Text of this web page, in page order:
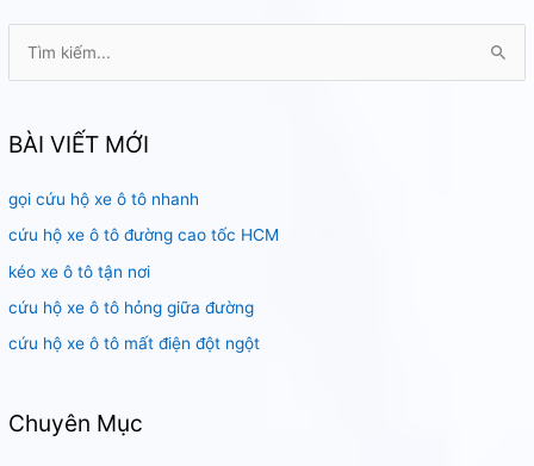
k
ế
m
:
BÀI VIẾT MỚI
gọi cứu hộ xe ô tô nhanh
cứu hộ xe ô tô đường cao tốc HCM
kéo xe ô tô tận nơi
cứu hộ xe ô tô hỏng giữa đường
cứu hộ xe ô tô mất điện đột ngột
Chuyên Mục